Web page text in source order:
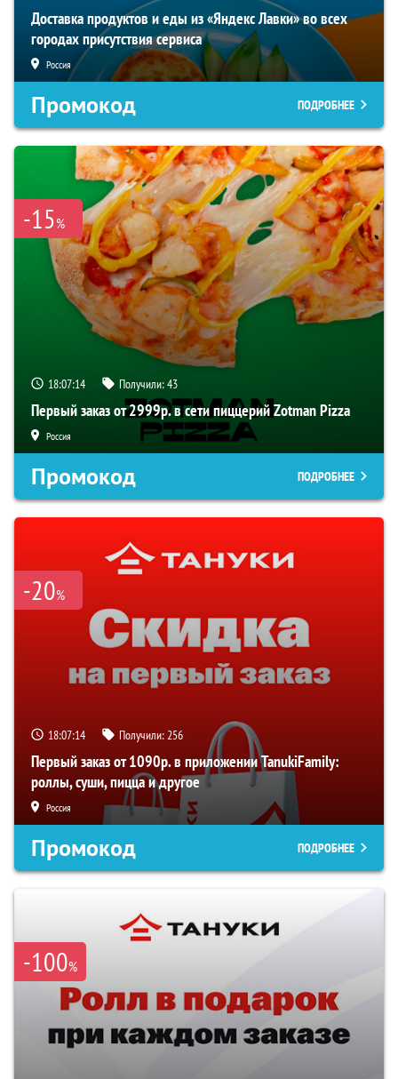
Доставка продуктов и еды из «Яндекс Лавки» во всех
городах присутствия сервиса
Россия
Промокод ПОДРОБНЕЕ
-15%
18:07:13 Получили:43
Первый заказ от 2999р. в сети пиццерий Zotman Pizza
Россия
Промокод ПОДРОБНЕЕ
-20%
18:07:13 Получили:256
Первый заказ от 1090р. в приложении TanukiFamily:
роллы, суши, пицца и другое
Россия
Промокод ПОДРОБНЕЕ
-100%